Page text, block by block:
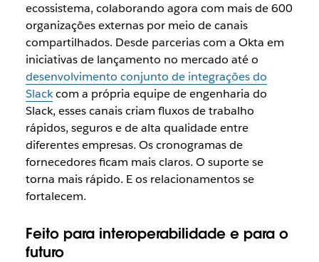
ecossistema, colaborando agora com mais de 600
organizações externas por meio de canais
compartilhados. Desde parcerias com a Okta em
iniciativas de lançamento no mercado até o
desenvolvimento conjunto de integrações do
Slackcom a própria equipe de engenharia do
Slack, esses canais criam fluxos de trabalho
rápidos, seguros e de alta qualidade entre
diferentes empresas. Os cronogramas de
fornecedores ficam mais claros. O suporte se
torna mais rápido. E os relacionamentos se
fortalecem.
Feito para interoperabilidade e para o
futuro